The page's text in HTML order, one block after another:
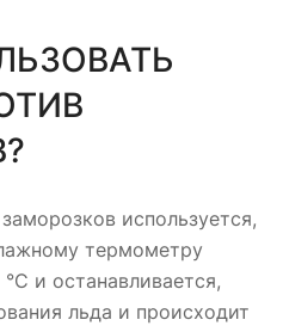
используется,
термометру
и останавливается,
льда и происходит